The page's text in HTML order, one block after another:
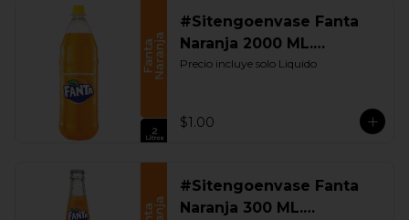
#Sitengoenvase Fanta
Naranja 2000 ML.
Retornable
Precio incluye solo Liquido
$1.00
#Sitengoenvase Fanta
Naranja 300 ML.